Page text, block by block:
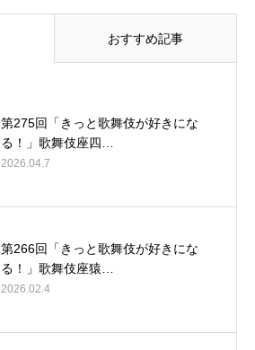
おすすめ記事
第275回「きっと歌舞伎が好きにな
る！」歌舞伎座四…
2026.04.7
第266回「きっと歌舞伎が好きにな
る！」歌舞伎座猿…
2026.02.4